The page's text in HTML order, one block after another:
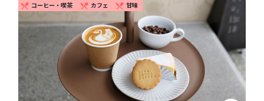
restaurant_menu コーヒー・喫茶 restaurant_menu カフェ restaurant_menu 甘味